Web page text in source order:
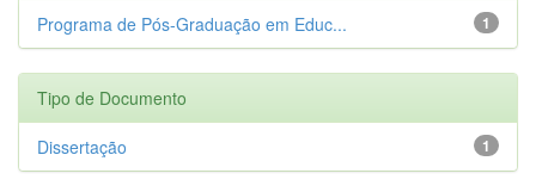
1
Programa de Pós-Graduação em Educ...
Tipo de Documento
1
Dissertação